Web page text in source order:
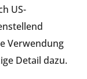
US-
Verwendung
Detail dazu.